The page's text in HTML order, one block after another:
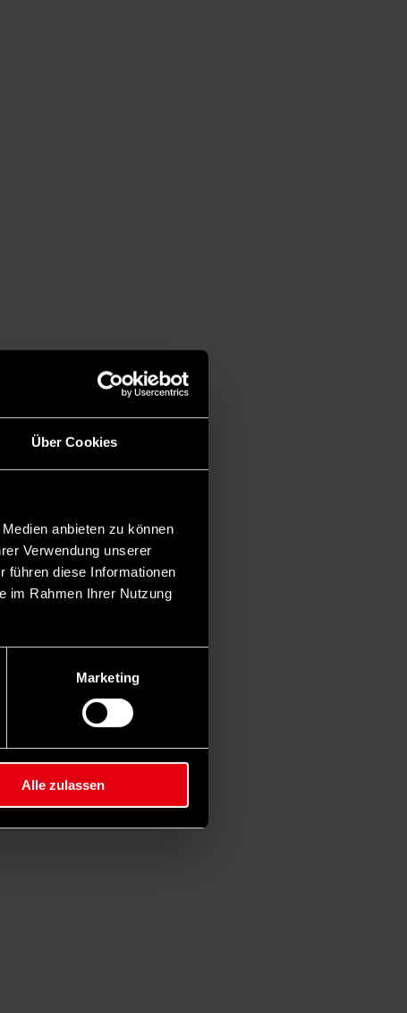
Über Cookies
anbieten zu können
Verwendung unserer
führen diese Informationen
im Rahmen Ihrer Nutzung
Marketing
Alle zulassen